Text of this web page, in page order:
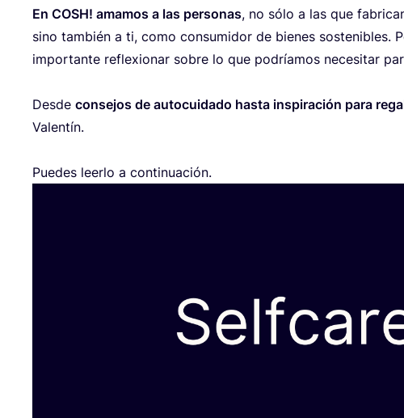
En COSH! ama­mos a las per­so­nas, no sólo a las que
sino tam­bién a ti, como con­su­mi­dor de bie­nes sos­te­ni­bles.
impor­tan­te refle­xio­nar sobre lo que podría­mos nece­si­tar
Des­de con­se­jos de auto­cui­da­do has­ta ins­pi­ra­ción para
Valen­tín.
Pue­des leer­lo a continuación.